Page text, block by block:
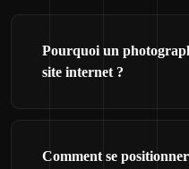
Pourquoi un
site internet ?
Comment se